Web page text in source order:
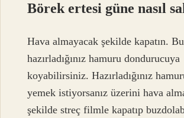
Börek ertesi güne nasıl
Hava almayacak şekilde kapatın.
hazırladığınız hamuru dondurucuya
koyabilirsiniz. Hazırladığınız
yemek istiyorsanız üzerini hava
şekilde streç filmle kapatıp